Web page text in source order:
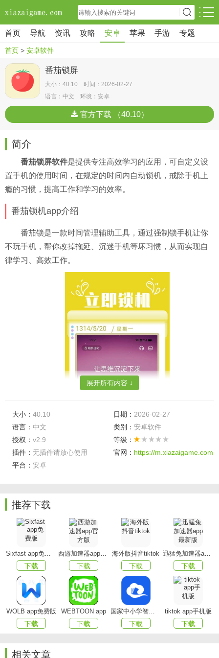
首页 导航 资讯 攻略 安卓 苹果 手游 专题
首页 > 安卓软件
番茄锁屏
大小：40.10 时间：2026-02-27
语言：中文 环境：安卓
官方下载 （40.10）
简介
番茄锁屏软件是提供专注高效学习的应用，可自定义设
置手机的使用时间，在规定的时间内自动锁机，戒除手机上
瘾的习惯，提高工作和学习的效率。
番茄锁机app介绍
番茄锁是一款时间管理辅助工具，通过强制锁手机让你
不玩手机，帮你改掉拖延、沉迷手机等坏习惯，从而实现自
律学习、高效工作。
用；也可以设计锁机计划，每天到点自动锁机。
2、可以查看每天单款应用的使用时长，你的时间浪费在
哪里一目了然。
3、可以限定每天可玩手机总时长以及单个应用的可玩时
长。
软件特点
1、对每个APP都能够单独设置运用时长、休息时长。
设置。
展开所有内容 ↓
大小： 40.10 日期： 2026-02-27
语言： 中文 类别： 安卓软件
授权： v2.9
等级：
插件： 无插件请放心使用 官网： https://m.xiazaigame.com
平台： 安卓
推荐下载
Sixfast app免费版
下载
西游加速器app官方版
下载
海外版抖音tiktok
下载
迅猛兔加速器app最新版
下载
WOLB app免费版
下载
WEBTOON app
下载
国家中小学智慧教育平台app(智慧中小学)
下载
tiktok app手机版
下载
相关文章